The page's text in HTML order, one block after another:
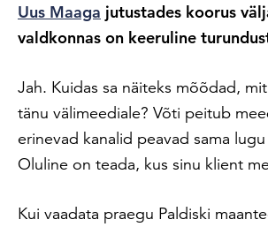
Uus Maaga jutustades koorus
valdkonnas on keeruline
Jah. Kuidas sa näiteks mõõdad,
tänu välimeediale? Võti peitub
erinevad kanalid peavad sama lugu
Oluline on teada, kus sinu klient
Kui vaadata praegu Paldiski